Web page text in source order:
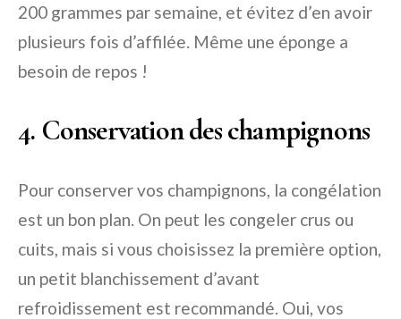
200 grammes par semaine, et évitez d’en avoir
plusieurs fois d’affilée. Même une éponge a
besoin de repos !
4. Conservation des champignons
Pour conserver vos champignons, la congélation
est un bon plan. On peut les congeler crus ou
cuits, mais si vous choisissez la première option,
un petit blanchissement d’avant
refroidissement est recommandé. Oui, vos